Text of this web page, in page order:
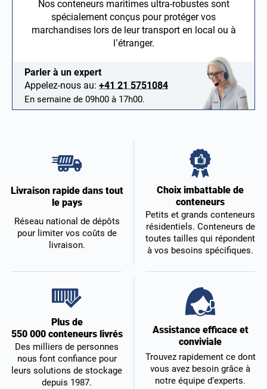
Nos conteneurs maritimes ultra-robustes sont
spécialement conçus pour protéger vos
marchandises lors de leur transport en local ou à
l’étranger.
Parler à un expert
Appelez-nous au: +41 21 5751084
En semaine de 09h00 à 17h00.
Livraison rapide dans tout
le pays
Réseau national de dépôts
pour limiter vos coûts de
livraison.
Choix imbattable de
conteneurs
Petits et grands conteneurs
résidentiels. Conteneurs de
toutes tailles qui répondent
à vos besoins spécifiques.
Plus de
550 000 conteneurs livrés
Des milliers de personnes
nous font confiance pour
leurs solutions de stockage
depuis 1987.
Assistance efficace et
conviviale
Trouvez rapidement ce dont
vous avez besoin grâce à
notre équipe d’experts.